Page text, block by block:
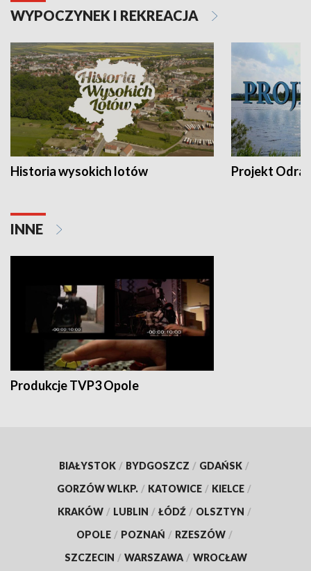
WYPOCZYNEK I REKREACJA
Historia wysokich lotów Projekt Odra
INNE
Produkcje TVP3 Opole
BIAŁYSTOK / BYDGOSZCZ / GDAŃSK /
GORZÓW WLKP. / KATOWICE / KIELCE /
KRAKÓW / LUBLIN / ŁÓDŹ / OLSZTYN /
OPOLE / POZNAŃ / RZESZÓW /
SZCZECIN / WARSZAWA / WROCŁAW